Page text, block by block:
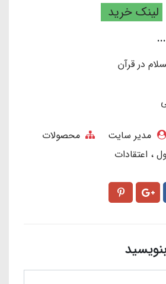
لینک خرید
در قرآن
مدیر سایت
محصولات
اعتقادات